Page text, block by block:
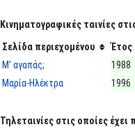
Κινηματογραφικές ταινίες
Σελίδα περιεχομένου
Έτος
Μ' αγαπάς;
1988
Μαρία-Ηλέκτρα
1996
Τηλεταινίες στις οποίες έχει